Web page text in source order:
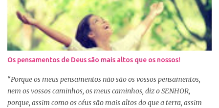
trabalho de suas próprias mãos, glorificando a si mesmo. Porém
para aquele que consagra tudo a Deus, o conceito é outro. Quando
consagramos nossa vida e nossos planos a Deus, ficamos
aguardando a Sua resposta que muitas vezes não é bem o que o
nosso coração desejava, mas é o desejo do coração de Deus. E
sabemos que Deus é perfeito e tem o melhor para nós. Consagrar
tudo a Deus e fazer a Sua vontade, é a garantia de que tudo dará
certo. Logo pela manhã, consagre s...
Os pensamentos de Deus são mais altos que os nossos!
“Porque os meus pensamentos não são os vossos pensamentos,
nem os vossos caminhos, os meus caminhos, diz o SENHOR,
porque, assim como os céus são mais altos do que a terra, assim